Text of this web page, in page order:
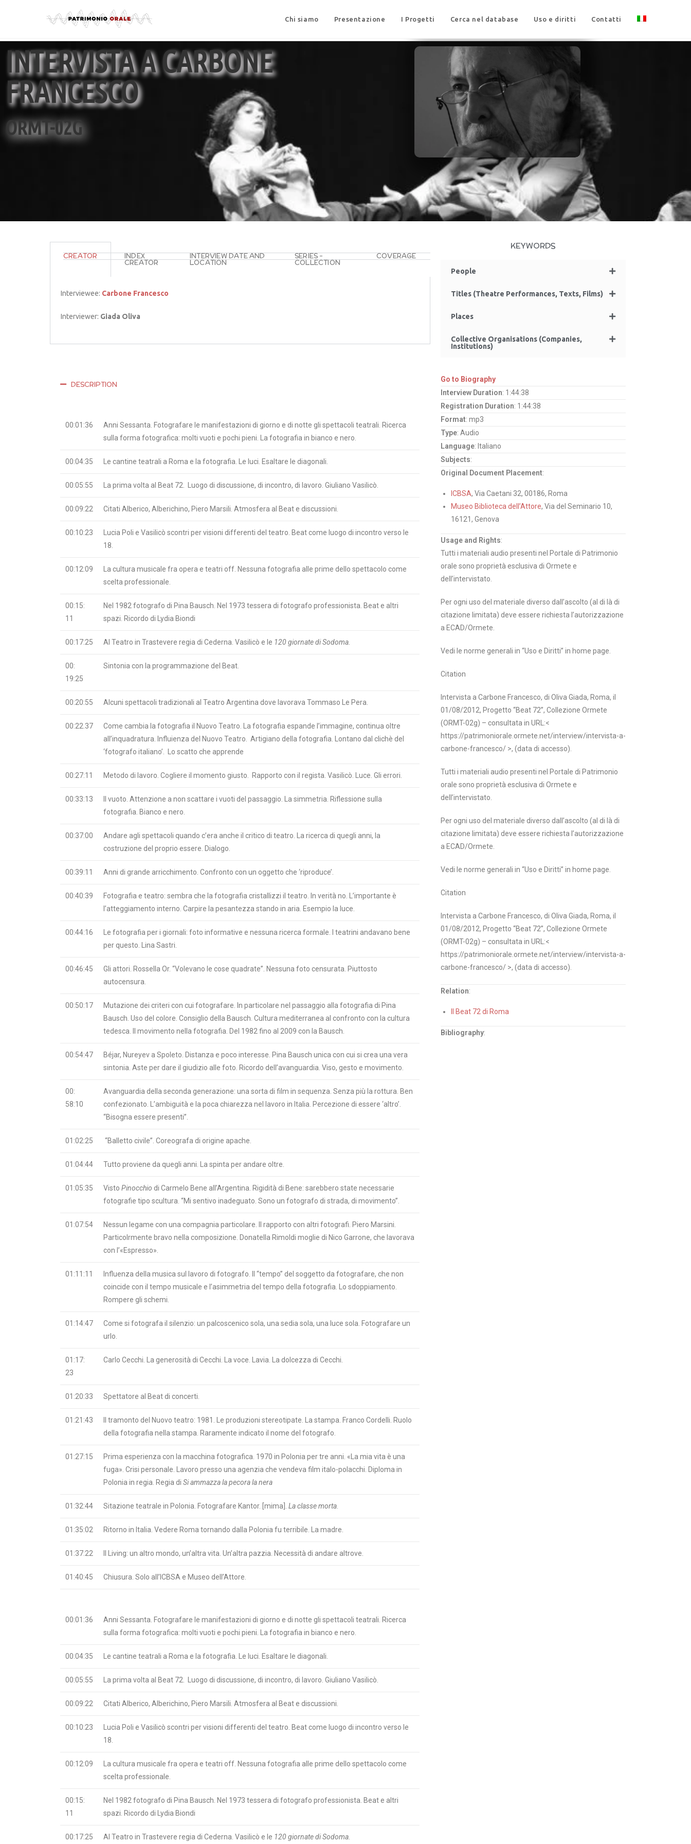
Chi siamo Presentazione I Progetti Cerca nel database Uso e diritti Contatti
INTERVISTA A CARBONE
FRANCESCO
ORMT-02G
CREATOR INDEX
CREATOR
INTERVIEW DATE AND
LOCATION
SERIES –
COLLECTION
COVERAGE
Interviewee: Carbone Francesco
Interviewer: Giada Oliva
KEYWORDS
People
Titles (Theatre Performances, Texts, Films)
Places
Collective Organisations (Companies,
Institutions)
DESCRIPTION
00:01:36
Anni Sessanta. Fotografare le manifestazioni di giorno e di notte gli spettacoli teatrali. Ricerca
sulla forma fotografica: molti vuoti e pochi pieni. La fotografia in bianco e nero.
00:04:35 Le cantine teatrali a Roma e la fotografia. Le luci. Esaltare le diagonali.
00:05:55 La prima volta al Beat 72. Luogo di discussione, di incontro, di lavoro. Giuliano Vasilicò.
00:09:22 Citati Alberico, Alberichino, Piero Marsili. Atmosfera al Beat e discussioni.
00:10:23
Lucia Poli e Vasilicò scontri per visioni differenti del teatro. Beat come luogo di incontro verso le
18.
00:12:09
La cultura musicale fra opera e teatri off. Nessuna fotografia alle prime dello spettacolo come
scelta professionale.
00:15:
11
Nel 1982 fotografo di Pina Bausch. Nel 1973 tessera di fotografo professionista. Beat e altri
spazi. Ricordo di Lydia Biondi
00:17:25 Al Teatro in Trastevere regia di Cederna. Vasilicò e le 120 giornate di Sodoma.
00:
19:25
Sintonia con la programmazione del Beat.
00:20:55 Alcuni spettacoli tradizionali al Teatro Argentina dove lavorava Tommaso Le Pera.
00:22.37
Come cambia la fotografia il Nuovo Teatro. La fotografia espande l’immagine, continua oltre
all’inquadratura. Influienza del Nuovo Teatro. Artigiano della fotografia. Lontano dal clichè del
‘fotografo italiano’. Lo scatto che apprende
00:27:11 Metodo di lavoro. Cogliere il momento giusto. Rapporto con il regista. Vasilicò. Luce. Gli errori.
00:33:13
Il vuoto. Attenzione a non scattare i vuoti del passaggio. La simmetria. Riflessione sulla
fotografia. Bianco e nero.
00:37:00
Andare agli spettacoli quando c’era anche il critico di teatro. La ricerca di quegli anni, la
costruzione del proprio essere. Dialogo.
00:39:11 Anni di grande arricchimento. Confronto con un oggetto che ‘riproduce’.
00:40:39
Fotografia e teatro: sembra che la fotografia cristallizzi il teatro. In verità no. L’importante è
l’atteggiamento interno. Carpire la pesantezza stando in aria. Esempio la luce.
00:44:16
Le fotografia per i giornali: foto informative e nessuna ricerca formale. I teatrini andavano bene
per questo. Lina Sastri.
00:46:45
Gli attori. Rossella Or. “Volevano le cose quadrate”. Nessuna foto censurata. Piuttosto
autocensura.
00:50:17
Mutazione dei criteri con cui fotografare. In particolare nel passaggio alla fotografia di Pina
Bausch. Uso del colore. Consiglio della Bausch. Cultura mediterranea al confronto con la cultura
tedesca. Il movimento nella fotografia. Del 1982 fino al 2009 con la Bausch.
00:54:47
Béjar, Nureyev a Spoleto. Distanza e poco interesse. Pina Bausch unica con cui si crea una vera
sintonia. Aste per dare il giudizio alle foto. Ricordo dell’avanguardia. Viso, gesto e movimento.
00:
58:10
Avanguardia della seconda generazione: una sorta di film in sequenza. Senza più la rottura. Ben
confezionato. L’ambiguità e la poca chiarezza nel lavoro in Italia. Percezione di essere ‘altro’.
“Bisogna essere presenti”.
01:02:25 “Balletto civile”. Coreografa di origine apache.
01:04:44 Tutto proviene da quegli anni. La spinta per andare oltre.
01:05:35 Visto Pinocchio di Carmelo Bene all’Argentina. Rigidità di Bene: sarebbero state necessarie
fotografie tipo scultura. “Mi sentivo inadeguato. Sono un fotografo di strada, di movimento”.
01:07:54
Nessun legame con una compagnia particolare. Il rapporto con altri fotografi. Piero Marsini.
Particolrmente bravo nella composizione. Donatella Rimoldi moglie di Nico Garrone, che lavorava
con l’«Espresso».
01:11:11
Influenza della musica sul lavoro di fotografo. Il “tempo” del soggetto da fotografare, che non
coincide con il tempo musicale e l’asimmetria del tempo della fotografia. Lo sdoppiamento.
Rompere gli schemi.
01:14:47
Come si fotografa il silenzio: un palcoscenico sola, una sedia sola, una luce sola. Fotografare un
urlo.
01:17:
23
Carlo Cecchi. La generosità di Cecchi. La voce. Lavia. La dolcezza di Cecchi.
01:20:33 Spettatore al Beat di concerti.
01:21:43
Il tramonto del Nuovo teatro: 1981. Le produzioni stereotipate. La stampa. Franco Cordelli. Ruolo
della fotografia nella stampa. Raramente indicato il nome del fotografo.
01:27:15
Prima esperienza con la macchina fotografica. 1970 in Polonia per tre anni. «La mia vita è una
fuga». Crisi personale. Lavoro presso una agenzia che vendeva film italo-polacchi. Diploma in
Polonia in regia. Regia di Si ammazza la pecora la nera
01:32:44 Sitazione teatrale in Polonia. Fotografare Kantor. [mima]. La classe morta
01:35:02 Ritorno in Italia. Vedere Roma tornando dalla Polonia fu terribile. La madre.
01:37:22 Il Living: un altro mondo, un’altra vita. Un’altra pazzia. Necessità di andare altrove.
01:40:45 Chiusura. Solo all’ICBSA e Museo dell’Attore.
00:01:36
Anni Sessanta. Fotografare le manifestazioni di giorno e di notte gli spettacoli teatrali. Ricerca
sulla forma fotografica: molti vuoti e pochi pieni. La fotografia in bianco e nero.
00:04:35 Le cantine teatrali a Roma e la fotografia. Le luci. Esaltare le diagonali.
00:05:55 La prima volta al Beat 72. Luogo di discussione, di incontro, di lavoro. Giuliano Vasilicò.
00:09:22 Citati Alberico, Alberichino, Piero Marsili. Atmosfera al Beat e discussioni.
00:10:23
Lucia Poli e Vasilicò scontri per visioni differenti del teatro. Beat come luogo di incontro verso le
18.
00:12:09
La cultura musicale fra opera e teatri off. Nessuna fotografia alle prime dello spettacolo come
scelta professionale.
00:15:
11
Nel 1982 fotografo di Pina Bausch. Nel 1973 tessera di fotografo professionista. Beat e altri
spazi. Ricordo di Lydia Biondi
00:17:25 Al Teatro in Trastevere regia di Cederna. Vasilicò e le 120 giornate di Sodoma.
Go to Biography
Interview Duration: 1:44:38
Registration Duration: 1:44:38
Format: mp3
Type: Audio
Language: Italiano
Subjects:
Original Document Placement:
ICBSA, Via Caetani 32, 00186, Roma
Museo Biblioteca dell’Attore, Via del Seminario 10,
16121, Genova
Usage and Rights:
Tutti i materiali audio presenti nel Portale di Patrimonio
orale sono proprietà esclusiva di Ormete e
dell’intervistato.
Per ogni uso del materiale diverso dall’ascolto (al di là di
citazione limitata) deve essere richiesta l’autorizzazione
a ECAD/Ormete.
Vedi le norme generali in “Uso e Diritti” in home page.
Citation
Intervista a Carbone Francesco, di Oliva Giada, Roma, il
01/08/2012, Progetto “Beat 72”, Collezione Ormete
(ORMT-02g) – consultata in URL:<
https://patrimoniorale.ormete.net/interview/intervista-a-
carbone-francesco/ >, (data di accesso).
Tutti i materiali audio presenti nel Portale di Patrimonio
orale sono proprietà esclusiva di Ormete e
dell’intervistato.
Per ogni uso del materiale diverso dall’ascolto (al di là di
citazione limitata) deve essere richiesta l’autorizzazione
a ECAD/Ormete.
Vedi le norme generali in “Uso e Diritti” in home page.
Citation
Intervista a Carbone Francesco, di Oliva Giada, Roma, il
01/08/2012, Progetto “Beat 72”, Collezione Ormete
(ORMT-02g) – consultata in URL:<
https://patrimoniorale.ormete.net/interview/intervista-a-
carbone-francesco/ >, (data di accesso).
Relation:
Il Beat 72 di Roma
Bibliography: